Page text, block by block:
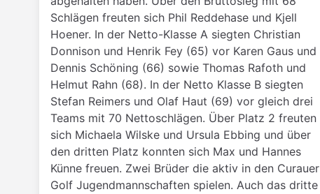
Schlägen freuten sich Phil Reddehase und Kjell
Hoener. In der Netto-Klasse A siegten Christian
Donnison und Henrik Fey (65) vor Karen Gaus und
Dennis Schöning (66) sowie Thomas Rafoth und
Helmut Rahn (68). In der Netto Klasse B siegten
Stefan Reimers und Olaf Haut (69) vor gleich drei
Teams mit 70 Nettoschlägen. Über Platz 2 freuten
sich Michaela Wilske und Ursula Ebbing und über
den dritten Platz konnten sich Max und Hannes
Künne freuen. Zwei Brüder die aktiv in den Curauer
Golf Jugendmannschaften spielen. Auch das dritte